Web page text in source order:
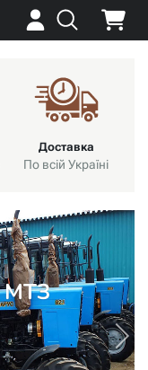
Доставка
По всій Україні